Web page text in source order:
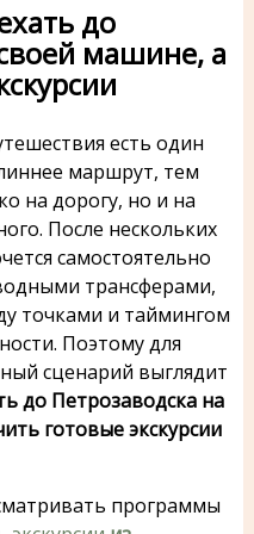
до
машине, а
есть один
маршрут, тем
на дорогу, но и на
После нескольких
самостоятельно
трансферами,
точками и таймингом
Поэтому для
сценарий выглядит
до Петрозаводска на
готовые экскурсии
программы